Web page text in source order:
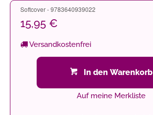
Softcover - 9783640939022
15,95 €
Versandkostenfrei
In den Warenkorb
Auf meine Merkliste